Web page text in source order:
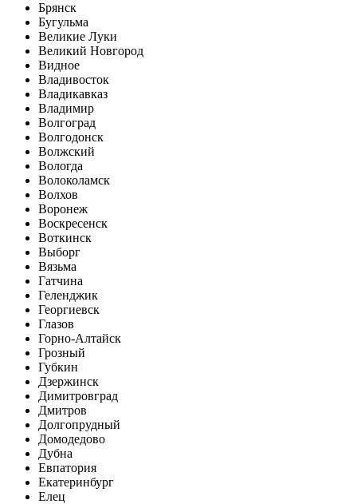
Брянск
Бугульма
Великие Луки
Великий Новгород
Видное
Владивосток
Владикавказ
Владимир
Волгоград
Волгодонск
Волжский
Вологда
Волоколамск
Волхов
Воронеж
Воскресенск
Воткинск
Выборг
Вязьма
Гатчина
Геленджик
Георгиевск
Глазов
Горно-Алтайск
Грозный
Губкин
Дзержинск
Димитровград
Дмитров
Долгопрудный
Домодедово
Дубна
Евпатория
Екатеринбург
Елец